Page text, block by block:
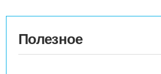
Полезное